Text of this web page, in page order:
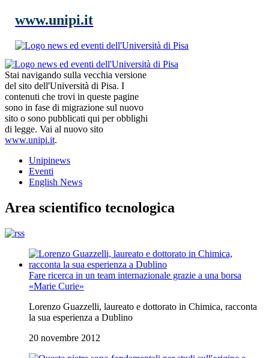
www.unipi.it
Stai navigando sulla vecchia versione
del sito dell'Università di Pisa. I
contenuti che trovi in queste pagine
sono in fase di migrazione sul nuovo
sito o sono pubblicati qui per obblighi
di legge. Vai al nuovo sito
www.unipi.it.
Unipinews
Eventi
English News
Area scientifico tecnologica
Fare ricerca in un team internazionale grazie a una borsa
«Marie Curie»
Lorenzo Guazzelli, laureato e dottorato in Chimica, racconta
la sua esperienza a Dublino
20 novembre 2012